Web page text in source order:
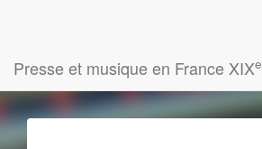
Presse et musique en France XIXe